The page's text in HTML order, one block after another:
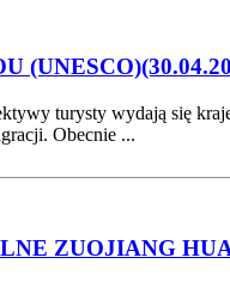
turysty wydają się
Obecnie ...
ZUOJIANG